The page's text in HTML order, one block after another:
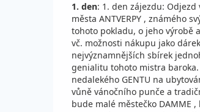
1. den: 1. den zájezdu: Odjezd
města ANTVERPY , známého
tohoto pokladu, o jeho výrobě
vč. možnosti nákupu jako
nejvýznamnějších sbírek
genialitu tohoto mistra
nedalekého GENTU na
vůně vánočního punče a
bude malé městečko DAMME